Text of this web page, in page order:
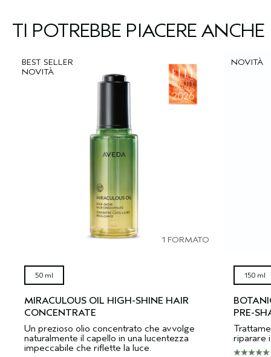
TI POTREBBE PIACERE ANCHE
BEST SELLER
NOVITÀ
1 FORMATO
50 ml
MIRACULOUS OIL HIGH-SHINE HAIR
CONCENTRATE
Un prezioso olio concentrato che avvolge
naturalmente il capello in una lucentezza
impeccabile che riflette la luce.
NOVITÀ
150 ml
PRE-
riparare